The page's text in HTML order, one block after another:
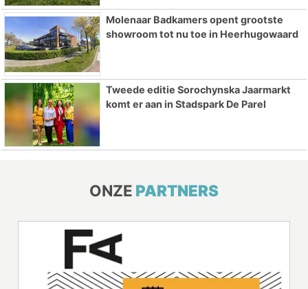
Molenaar Badkamers opent grootste
showroom tot nu toe in Heerhugowaard
Tweede editie Sorochynska Jaarmarkt
komt er aan in Stadspark De Parel
ONZE PARTNERS